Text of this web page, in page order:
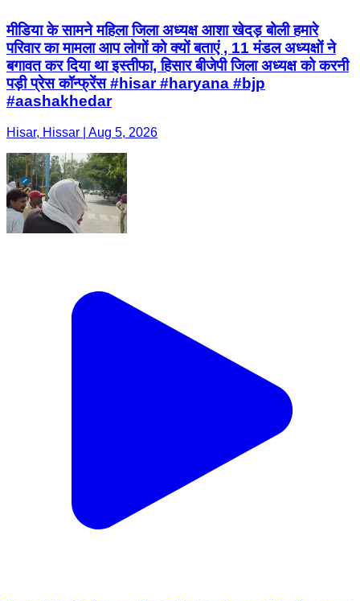
मीडिया के सामने महिला जिला अध्यक्ष आशा खेदड़ बोली हमारे
परिवार का मामला आप लोगों को क्यों बताएं , 11 मंडल अध्यक्षों ने
बगावत कर दिया था इस्तीफा, हिसार बीजेपी जिला अध्यक्ष को करनी
पड़ी प्रेस कॉन्फ्रेंस #hisar #haryana #bjp
#aashakhedar
Hisar, Hissar | Aug 5, 2026